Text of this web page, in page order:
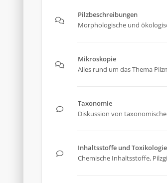
Pilzbeschreibungen
Morphologische und
Mikroskopie
Alles rund um das Thema
Taxonomie
Diskussion von
Inhaltsstoffe und Toxikologie
Chemische Inhaltsstoffe,